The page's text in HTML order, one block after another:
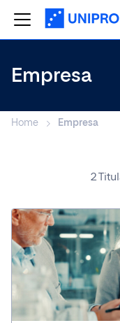
Popular ara
Empresa
Home Empresa
2